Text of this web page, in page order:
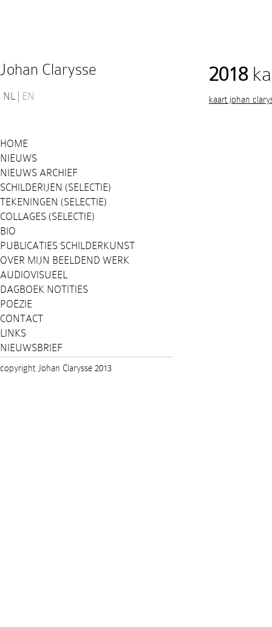
Johan Clarysse
NL EN
HOME
NIEUWS
NIEUWS ARCHIEF
SCHILDERIJEN (SELECTIE)
TEKENINGEN (SELECTIE)
COLLAGES (SELECTIE)
BIO
PUBLICATIES SCHILDERKUNST
OVER MIJN BEELDEND WERK
AUDIOVISUEEL
DAGBOEK NOTITIES
POËZIE
CONTACT
LINKS
NIEUWSBRIEF
2018
kaart johan
copyright Johan Clarysse 2013